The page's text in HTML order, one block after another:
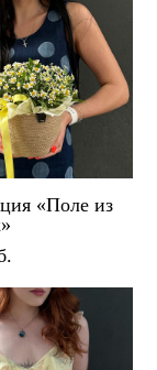
«Поле из